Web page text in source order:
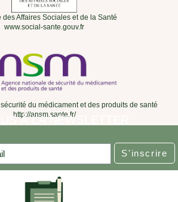
des Affaires Sociales et de la Santé
www.social-sante.gouv.fr
du médicament et des produits de santé
http://ansm.sante.fr/
À LA NEWSLETTER
S'inscrire